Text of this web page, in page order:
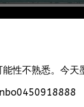
性不熟悉。今